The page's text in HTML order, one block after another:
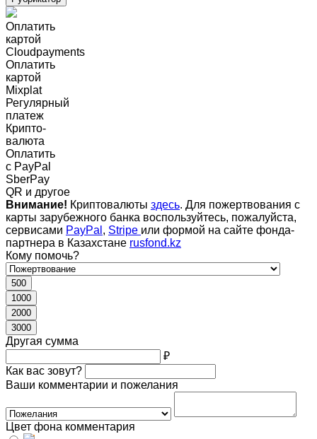
Оплатить
картой
Cloudpayments
Оплатить
картой
Mixplat
Регулярный
платеж
Крипто-
валюта
Оплатить
c PayPal
SberPay
QR и другое
Внимание! Криптовалюты здесь. Для пожертвования с
карты зарубежного банка воспользуйтесь, пожалуйста,
сервисами PayPal , Stripe или формой на сайте фонда-
партнера в Казахстане rusfond.kz
Кому помочь?
500
1000
2000
3000
Другая сумма
₽
Как вас зовут?
Ваши комментарии и пожелания
Цвет фона комментария